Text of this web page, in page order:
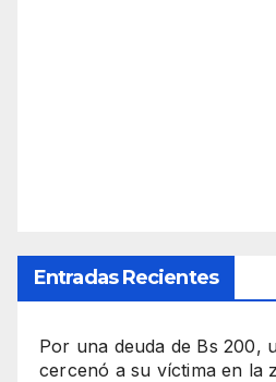
Entradas Recientes
Por una deuda de Bs 200,
cercenó a su víctima en la